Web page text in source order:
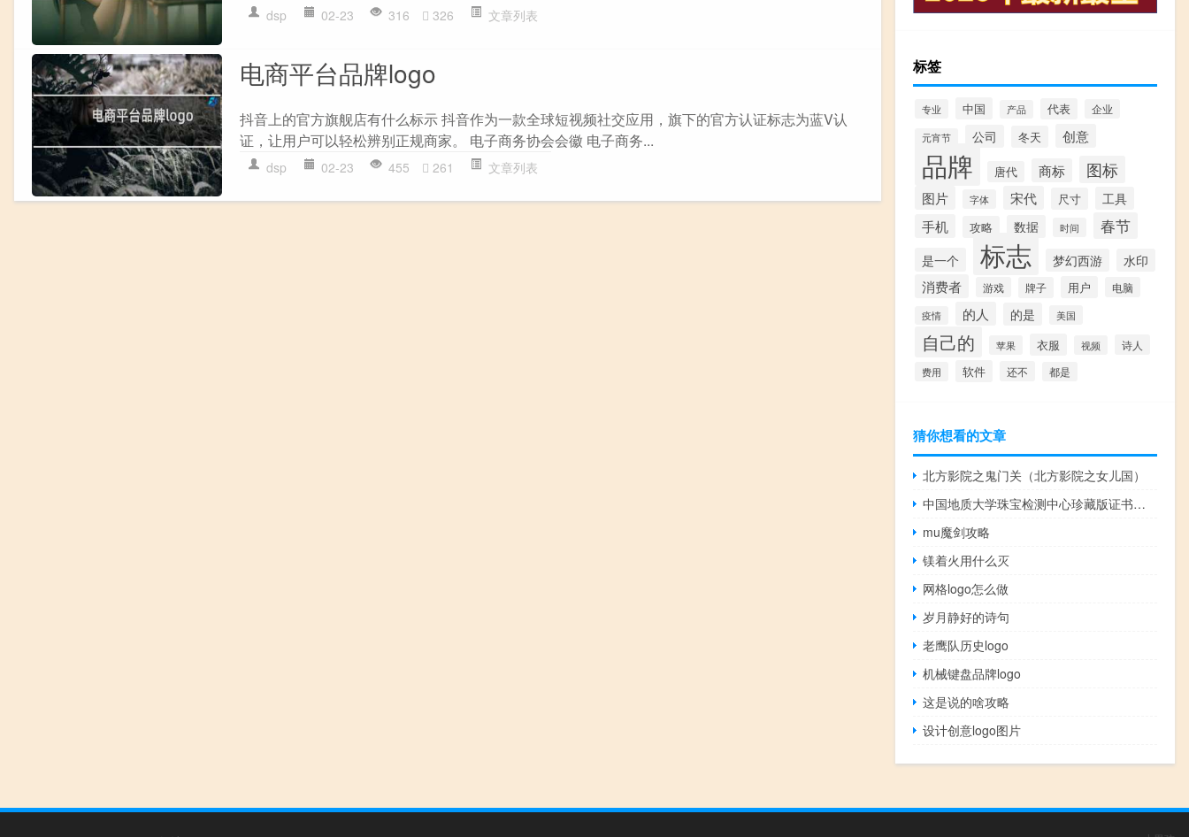
dsp 02-23 316 326 文章列表
电商平台品牌logo
抖音上的官方旗舰店有什么标示 抖音作为一款全球短视频社交应用，旗下的官方认证标志为蓝V认
证，让用户可以轻松辨别正规商家。 电子商务协会会徽 电子商务...
dsp 02-23 455 261 文章列表
标签
专业 中国 产品 代表 企业
元宵节 公司 冬天 创意
品牌 唐代 商标 图标
图片 字体 宋代 尺寸 工具
手机 攻略 数据 时间 春节
是一个 标志 梦幻西游 水印
消费者 游戏 牌子 用户 电脑
疫情 的人 的是 美国
自己的 苹果 衣服 视频 诗人
费用 软件 还不 都是
猜你想看的文章
北方影院之鬼门关（北方影院之女儿国）
中国地质大学珠宝检测中心珍藏版证书（中国地质大学珠宝检测中心官网）
mu魔剑攻略
镁着火用什么灭
网格logo怎么做
岁月静好的诗句
老鹰队历史logo
机械键盘品牌logo
这是说的啥攻略
设计创意logo图片